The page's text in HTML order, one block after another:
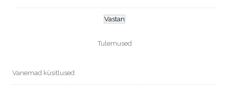
Tulemused
Vanemad küsitlused